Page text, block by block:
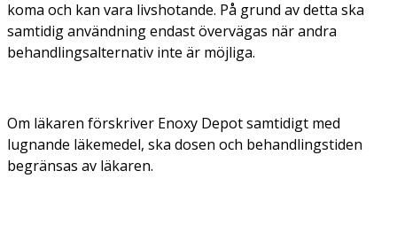
koma och kan vara livshotande. På grund av detta ska
samtidig användning endast övervägas när andra
behandlingsalternativ inte är möjliga.
Om läkaren förskriver Enoxy Depot samtidigt med
lugnande läkemedel, ska dosen och behandlingstiden
begränsas av läkaren.